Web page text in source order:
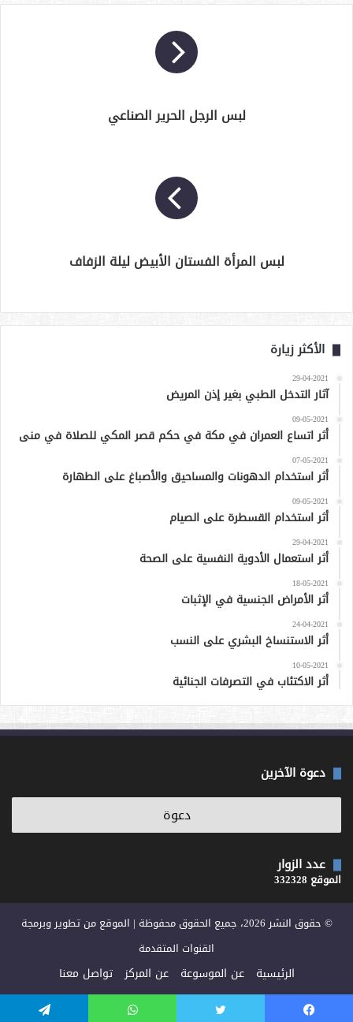
لبس الرجل الحرير الصناعي
لبس المرأة الفستان الأبيض ليلة الزفاف
الأكثر زيارة
29-04-2021
آثار التدخل الطبي بغير إذن المريض
09-05-2021
أثر اتساع العمران في مكة في حكم قصر المكي للصلاة في منى
07-05-2021
أثر استخدام الدهونات والمساحيق والأصباغ على الطهارة
09-05-2021
أثر استخدام القسطرة على الصيام
29-04-2021
أثر استعمال الأدوية النفسية على الصحة
18-05-2021
أثر الأمراض الجنسية في الإثبات
24-04-2021
أثر الاستنساخ البشري على النسب
10-05-2021
أثر الاكتئاب في التصرفات الجنائية
دعوة الآخرين
عدد الزوار
الموقع 332328
© حقوق النشر 2026، جميع الحقوق محفوظة | الموقع من تطوير وبرمجة
القنوات المتقدمة
الرئيسية عن الموسوعة عن المركز تواصل معنا